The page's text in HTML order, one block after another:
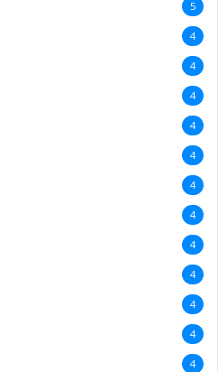
5
4
4
4
4
4
4
4
4
4
4
4
4